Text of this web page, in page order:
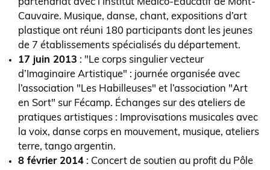
partenariat avec l’Institut Médico-Éducatif de Mont-
Cauvaire. Musique, danse, chant, expositions d’art
plastique ont réuni 180 participants dont les jeunes
de 7 établissements spécialisés du département.
17 juin 2013 : "Le corps singulier vecteur
d’Imaginaire Artistique" : journée organisée avec
l’association "Les Habilleuses" et l’association "Art
en Sort" sur Fécamp. Échanges sur des ateliers de
pratiques artistiques : Improvisations musicales avec
la voix, danse corps en mouvement, musique, ateliers
terre, tango argentin.
8 février 2014 : Concert de soutien au profit du Pôle